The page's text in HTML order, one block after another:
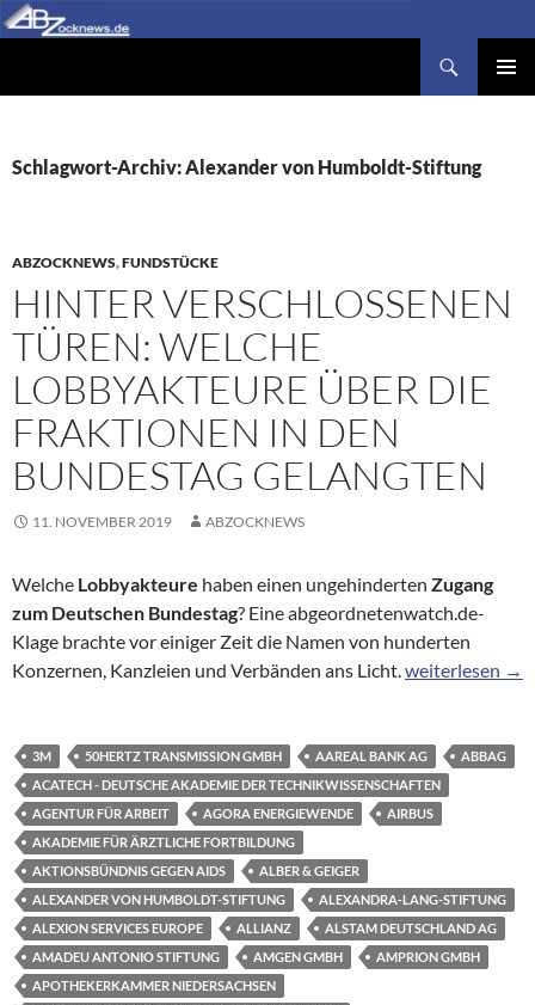
Zum
Inhalt
Schlagwort-Archiv: Alexander von Humboldt-Stiftung
ABZOCKNEWS,FUNDSTÜCKE
HINTER VERSCHLOSSENEN
TÜREN: WELCHE
LOBBYAKTEURE ÜBER DIE
FRAKTIONEN IN DEN
BUNDESTAG GELANGTEN
11. NOVEMBER 2019 ABZOCKNEWS
Welche Lobbyakteure haben einen ungehinderten Zugang
zum Deutschen Bundestag? Eine abgeordnetenwatch.de-
Klage brachte vor einiger Zeit die Namen von hunderten
Konzernen, Kanzleien und Verbänden ans Licht.Hinter
weiterlesen →
3M 50HERTZ TRANSMISSION GMBH AAREAL BANK AG
ABBAG
ACATECH - DEUTSCHE AKADEMIE DER TECHNIKWISSENSCHAFTEN
AGENTUR FÜR ARBEIT
AGORA ENERGIEWENDE
AIRBUS
AKADEMIE FÜR ÄRZTLICHE FORTBILDUNG
AKTIONSBÜNDNIS GEGEN AIDS
ALBER & GEIGER
ALEXANDER VON HUMBOLDT-STIFTUNG
ALEXANDRA-LANG-STIFTUNG
ALEXION SERVICES EUROPE
ALLIANZ
ALSTAM DEUTSCHLAND AG
AMADEU ANTONIO STIFTUNG
AMGEN GMBH
AMPRION GMBH
APOTHEKERKAMMER NIEDERSACHSEN